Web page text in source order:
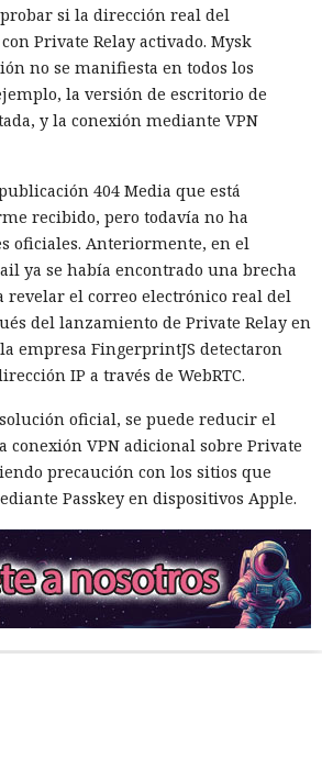
si la dirección real del
Private Relay activado. Mysk
no se manifiesta en todos los
la versión de escritorio de
y la conexión mediante VPN
404 Media que está
recibido, pero todavía no ha
oficiales. Anteriormente, en el
ya se había encontrado una brecha
el correo electrónico real del
del lanzamiento de Private Relay en
empresa FingerprintJS detectaron
IP a través de WebRTC.
oficial, se puede reducir el
VPN adicional sobre Private
precaución con los sitios que
Passkey en dispositivos Apple.